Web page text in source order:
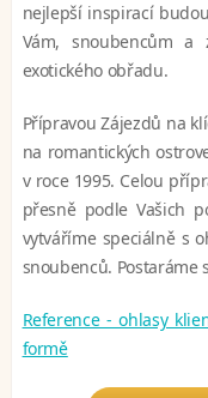
nejlepší inspirací
Vám, snoubencům
exotického obřadu.
Přípravou Zájezdů na
na romantických
v roce 1995. Celou
přesně podle Vašich
vytváříme speciálně s
snoubenců. Postaráme
Reference - ohlasy
formě